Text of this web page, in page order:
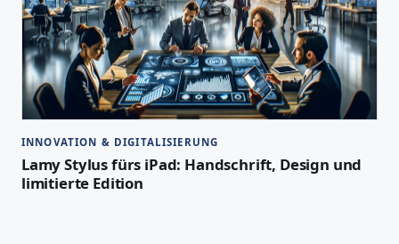
INNOVATION & DIGITALISIERUNG
Lamy Stylus fürs iPad: Handschrift, Design und
limitierte Edition